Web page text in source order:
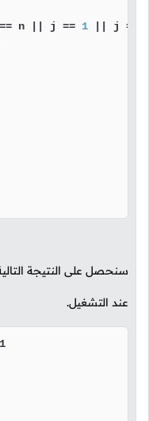
n || j == 1 || j ==
سنحصل على النتيجة
عند التشغيل.